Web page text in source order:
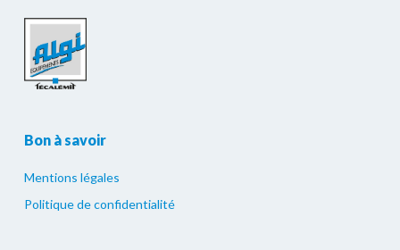
Bon à savoir
Mentions légales
Politique de confidentialité